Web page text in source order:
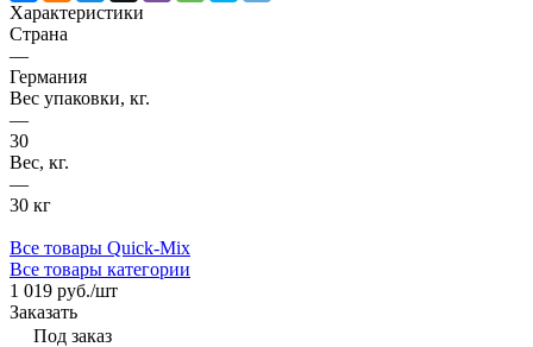
Характеристики
Страна
—
Германия
Вес упаковки, кг.
—
30
Вес, кг.
—
30 кг
Все товары Quick-Mix
Все товары категории
1 019 руб./шт
Заказать
Под заказ